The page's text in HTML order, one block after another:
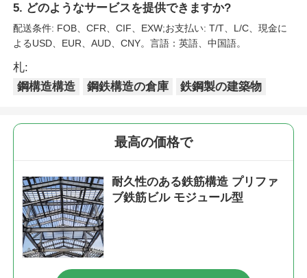
5. どのようなサービスを提供できますか?
配送条件: FOB、CFR、CIF、EXW;お支払い: T/T、L/C、現金に
よるUSD、EUR、AUD、CNY。言語：英語、中国語。
札:
鋼構造構造
鋼鉄構造の倉庫 鉄鋼製の建築物
最高の価格で
耐久性のある鉄筋構造 プリファ
ブ鉄筋ビル モジュール型